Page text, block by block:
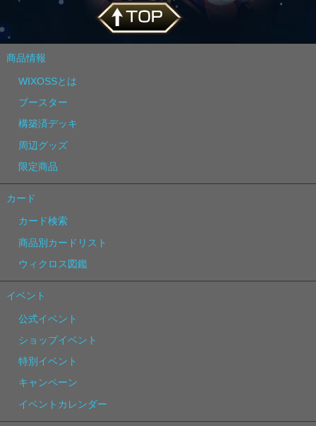
商品情報
WIXOSSとは
ブースター
構築済デッキ
周辺グッズ
限定商品
カード
カード検索
商品別カードリスト
ウィクロス図鑑
イベント
公式イベント
ショップイベント
特別イベント
キャンペーン
イベントカレンダー